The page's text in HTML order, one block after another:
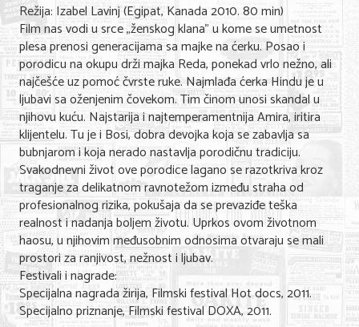
O NAMA
Režija: Izabel Lavinj (Egipat, Kanada 2010. 80 min)
Film nas vodi u srce „ženskog klana" u kome se umetnost
plesa prenosi generacijama sa majke na ćerku. Posao i
porodicu na okupu drži majka Reda, ponekad vrlo nežno, ali
najčešće uz pomoć čvrste ruke. Najmlađa ćerka Hindu je u
ljubavi sa oženjenim čovekom. Tim činom unosi skandal u
njihovu kuću. Najstarija i najtemperamentnija Amira, iritira
klijentelu. Tu je i Bosi, dobra devojka koja se zabavlja sa
bubnjarom i koja nerado nastavlja porodičnu tradiciju.
Svakodnevni život ove porodice lagano se razotkriva kroz
traganje za delikatnom ravnotežom između straha od
profesionalnog rizika, pokušaja da se prevaziđe teška
realnost i nadanja boljem životu. Uprkos ovom životnom
haosu, u njihovim međusobnim odnosima otvaraju se mali
prostori za ranjivost, nežnost i ljubav.
Festivali i nagrade:
Specijalna nagrada žirija, Filmski festival Hot docs, 2011.
Specijalno priznanje, Filmski festival DOXA, 2011.